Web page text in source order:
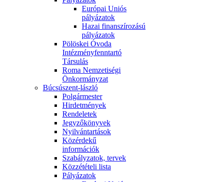
Európai Uniós
pályázatok
Hazai finanszírozású
pályázatok
Pölöskei Óvoda
Intézményfenntartó
Társulás
Roma Nemzetiségi
Önkormányzat
Búcsúszent-lászló
Polgármester
Hirdetmények
Rendeletek
Jegyzőkönyvek
Nyilvántartások
Közérdekű
információk
Szabályzatok, tervek
Közzétételi lista
Pályázatok